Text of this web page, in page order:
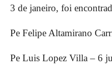
3 de janeiro, foi
Pe Felipe Altamirano
Pe Luis Lopez Villa – 6